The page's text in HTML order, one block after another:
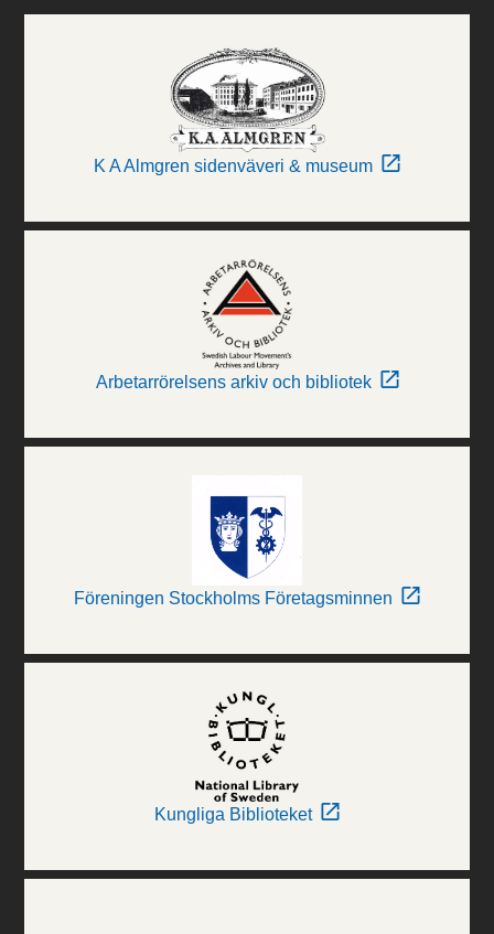
K A Almgren sidenväveri & museum
Arbetarrörelsens arkiv och bibliotek
Föreningen Stockholms Företagsminnen
Kungliga Biblioteket